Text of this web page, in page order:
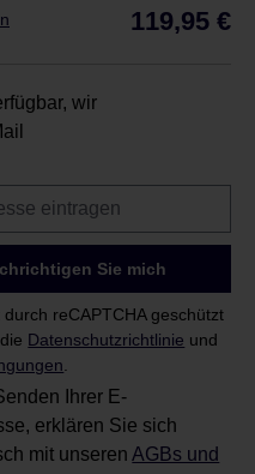
119,95 €
wir
Sie mich
durch reCAPTCHA geschützt
Datenschutzrichtlinie und
Ihrer E-
erklären Sie sich
mit unseren AGBs und